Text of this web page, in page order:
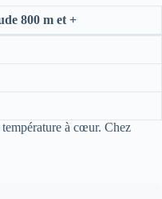
800 m et +
à cœur. Chez